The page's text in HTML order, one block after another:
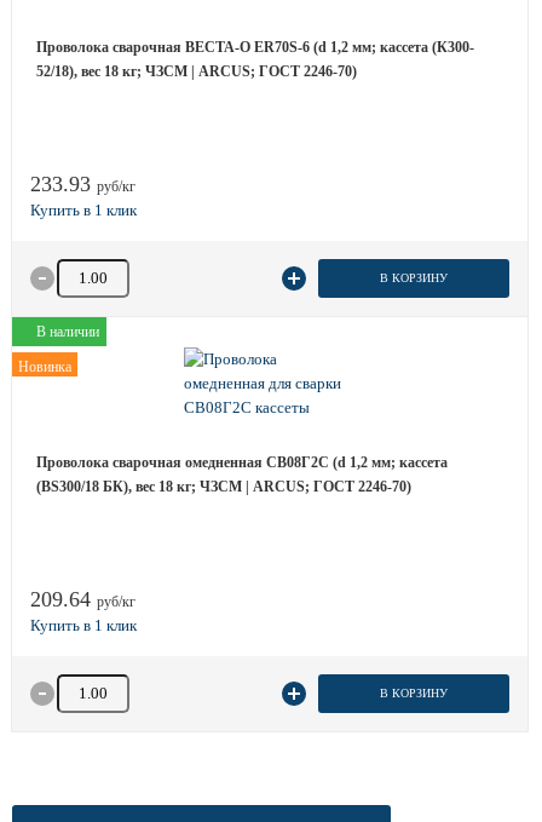
Проволока сварочная ВЕСТА-О ER70S-6 (d 1,2 мм; кассета (К300-
52/18), вес 18 кг; ЧЗСМ | ARCUS; ГОСТ 2246-70)
233.93 руб/кг
Количество товара В КОРЗИНУ
В наличии
Новинка
Проволока сварочная омедненная СВ08Г2С (d 1,2 мм; кассета
(BS300/18 БК), вес 18 кг; ЧЗСМ | ARCUS; ГОСТ 2246-70)
209.64 руб/кг
Количество товара В КОРЗИНУ